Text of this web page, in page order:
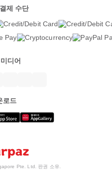
제 수단
디어
로드
Pte. Ltd. 판권 소유.